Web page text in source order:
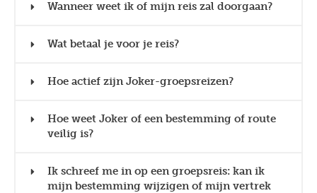
Wanneer weet ik of mijn reis zal doorgaan?
Wat betaal je voor je reis?
Hoe actief zijn Joker-groepsreizen?
Hoe weet Joker of een bestemming of route
veilig is?
Ik schreef me in op een groepsreis: kan ik
mijn bestemming wijzigen of mijn vertrek